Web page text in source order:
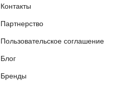
Контакты
Партнерство
Пользовательское соглашение
Блог
Бренды